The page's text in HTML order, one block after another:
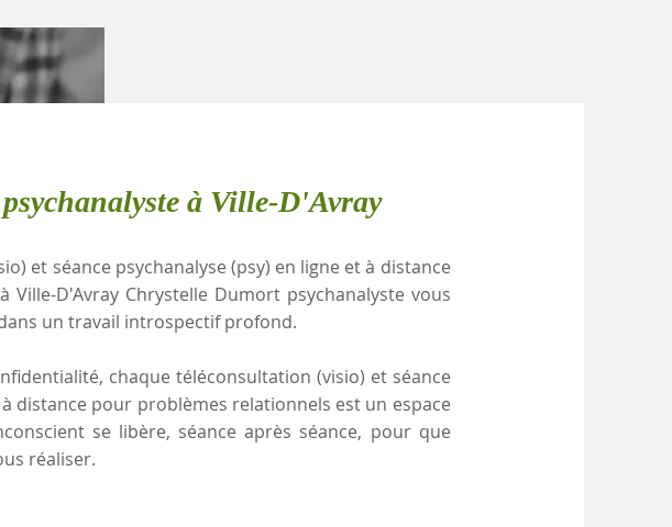
à Ville-D'Avray
et séance psychanalyse (psy) en ligne et à distance
D'Avray Chrystelle Dumort psychanalyste vous
un travail introspectif profond.
chaque téléconsultation (visio) et séance
distance pour problèmes relationnels est un espace
se libère, séance après séance, pour que
réaliser.